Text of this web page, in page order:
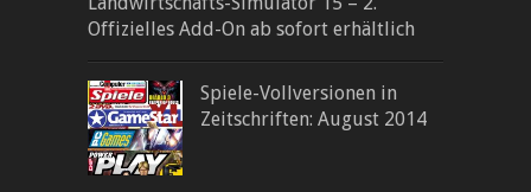
Offizielles Add-On ab sofort erhältlich
Spiele-Vollversionen in
Zeitschriften: August 2014